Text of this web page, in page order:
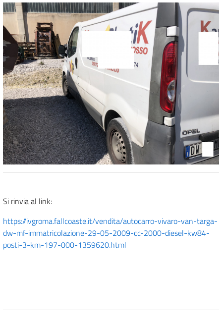
Si rinvia al link:
https://ivgroma.fallcoaste.it/vendita/autocarro-vivaro-van-targa-
dw-mf-immatricolazione-29-05-2009-cc-2000-diesel-kw84-
posti-3-km-197-000-1359620.html